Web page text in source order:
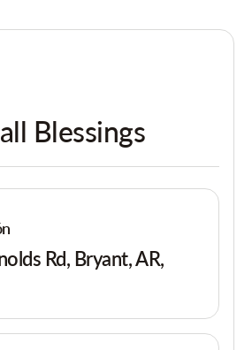
Blessings
Rd, Bryant, AR,